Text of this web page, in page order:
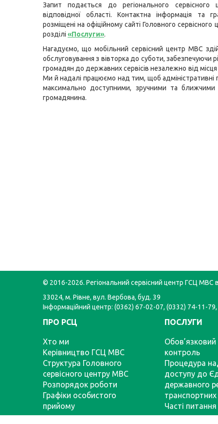
Запит подається до регіонального
відповідної області. Контактна інформація та
розміщені на офіційному сайті Головного
розділі «Послуги».
Нагадуємо, що мобільний сервісний центр МВС
обслуговування з вівторка до суботи, забезпечуючи
громадян до державних сервісів незалежно від
Ми й надалі працюємо над тим, щоб адміністративні
максимально доступними, зручними та
громадянина.
© 2016-2026. Регіональний сервісний центр ГСЦ МВС
33024, м. Рівне, вул. Вербова, буд. 39
Інформаційний центр: (0362) 67-02-07, (0332) 74-11-
ПРО РСЦ
Хто ми
Керівництво ГСЦ МВС
Структура Головного
сервісного центру МВС
Розпорядок роботи
Графіки особистого
прийому
ПОСЛУГИ
Обов’язковий
контроль
Процедура
доступу до
державного
транспортних
Часті питання